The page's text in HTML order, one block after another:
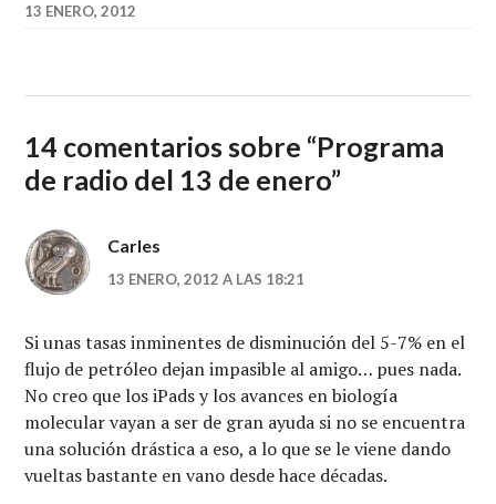
13 ENERO, 2012
14 comentarios sobre “Programa
de radio del 13 de enero”
Carles
13 ENERO, 2012 A LAS 18:21
Si unas tasas inminentes de disminución del 5-7% en el
flujo de petróleo dejan impasible al amigo… pues nada.
No creo que los iPads y los avances en biología
molecular vayan a ser de gran ayuda si no se encuentra
una solución drástica a eso, a lo que se le viene dando
vueltas bastante en vano desde hace décadas.